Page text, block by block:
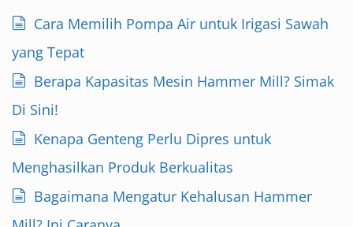
Cara Memilih Pompa Air untuk Irigasi Sawah
yang Tepat
Berapa Kapasitas Mesin Hammer Mill? Simak
Di Sini!
Kenapa Genteng Perlu Dipres untuk
Menghasilkan Produk Berkualitas
Bagaimana Mengatur Kehalusan Hammer